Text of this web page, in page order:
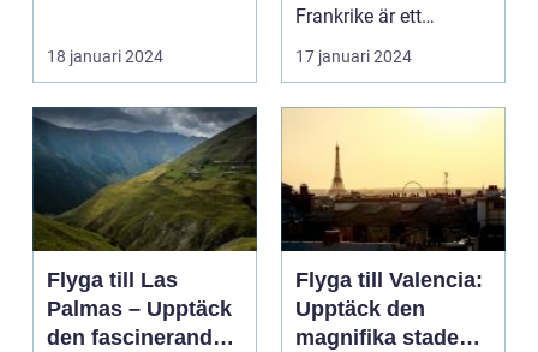
18 januari 2024
Frankrike är ett
fantastiskt land som
17 januari 2024
Flyga till Las
Palmas – Upptäck
den fascinerande
Flyga till Valencia:
Upptäck den
magnifika staden